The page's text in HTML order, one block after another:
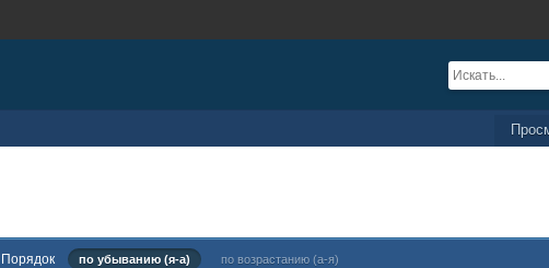
Порядок по убыванию (я-а) по возрастанию (а-я)